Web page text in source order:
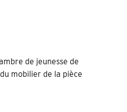
de jeunesse de
mobilier de la pièce